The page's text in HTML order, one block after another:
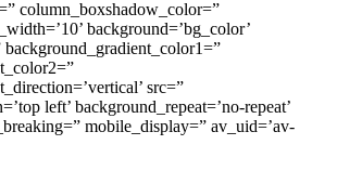
column_boxshadow_color=”
background=’bg_color’
src=”
left’ background_repeat=’no-repeat’
mobile_display=” av_uid=’av-